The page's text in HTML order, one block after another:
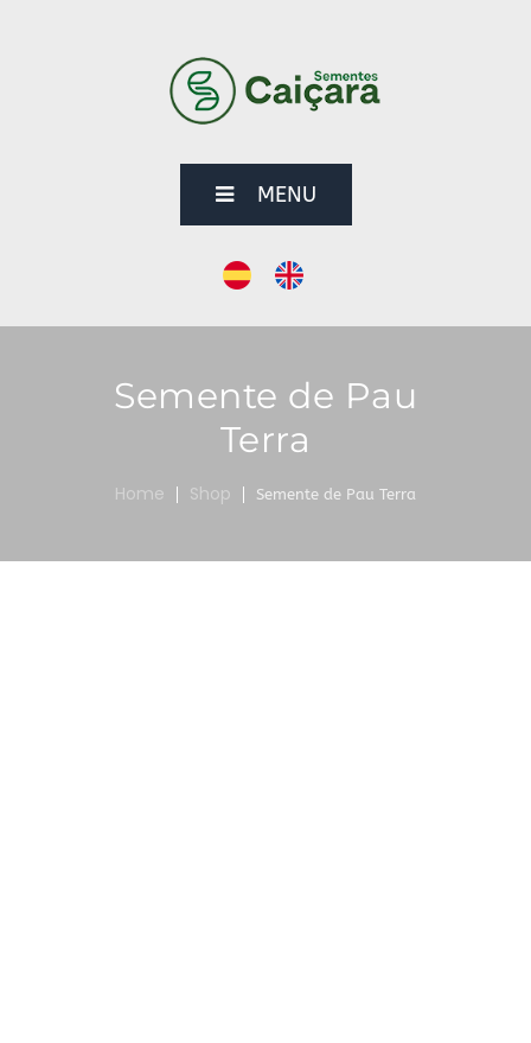
MENU
Semente de Pau
Terra
Home Shop Semente de Pau Terra